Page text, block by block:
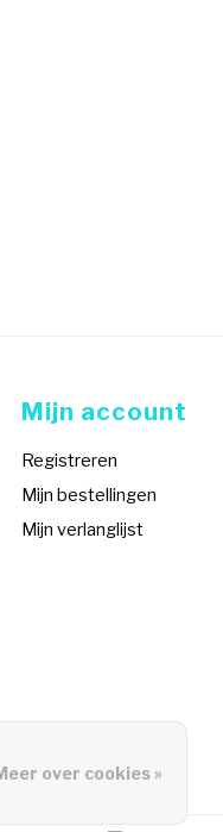
Mijn account
Registreren
Mijn bestellingen
Mijn verlanglijst
over cookies »